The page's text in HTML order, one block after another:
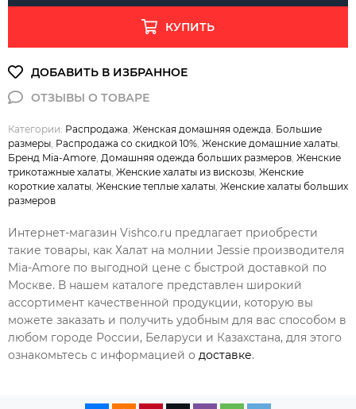
КУПИТЬ
Категории: Распродажа Женская домашняя одежда Большие
размеры Распродажа со скидкой 10% Женские домашние халаты
Бренд Mia-Amore Домашняя одежда больших размеров Женские
трикотажные халаты Женские халаты из вискозы Женские
короткие халаты Женские теплые халаты Женские халаты больших
размеров
Интернет-магазин Vishco.ru предлагает приобрести
такие товары, как Халат на молнии Jessie производителя
Mia-Amore по выгодной цене с быстрой доставкой по
Москве. В нашем каталоге представлен широкий
ассортимент качественной продукции, которую вы
можете заказать и получить удобным для вас способом в
любом городе России, Беларуси и Казахстана, для этого
ознакомьтесь с информацией о доставке.